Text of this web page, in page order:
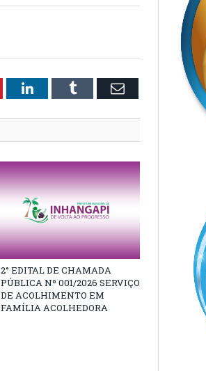
LinkedInTumblr Email
2° EDITAL DE CHAMADA
PÚBLICA Nº 001/2026 SERVIÇO
DE ACOLHIMENTO EM
FAMÍLIA ACOLHEDORA